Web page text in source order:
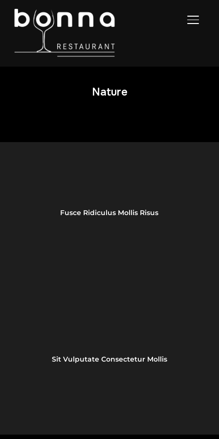
Nature
Fusce Ridiculus Mollis Risus
Sit Vulputate Consectetur Mollis